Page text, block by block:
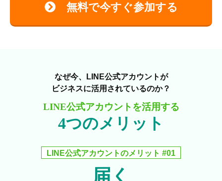
無料で今すぐ参加する
なぜ今、LINE公式アカウントが
ビジネスに活用されているのか？
LINE公式アカウントを活用する
4つのメリット
LINE公式アカウントのメリット #01
届く